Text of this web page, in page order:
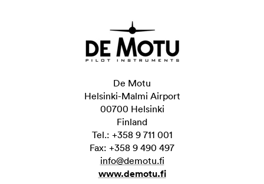
De Motu
Helsinki-Malmi Airport
00700 Helsinki
Finland
Tel.: +358 9 711 001
Fax: +358 9 490 497
info@demotu.fi
www.demotu.fi